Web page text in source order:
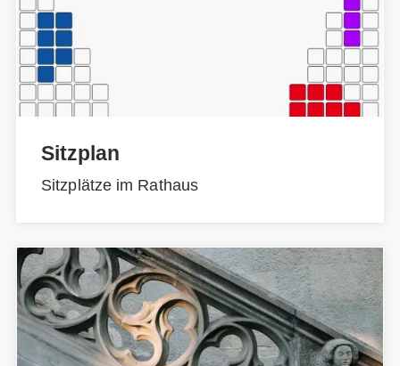
Sitzplan
Sitzplätze im Rathaus